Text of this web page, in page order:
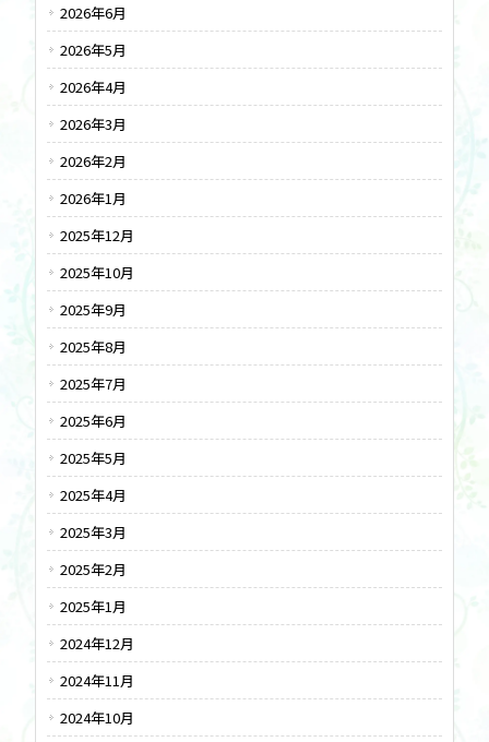
2026年6月
2026年5月
2026年4月
2026年3月
2026年2月
2026年1月
2025年12月
2025年10月
2025年9月
2025年8月
2025年7月
2025年6月
2025年5月
2025年4月
2025年3月
2025年2月
2025年1月
2024年12月
2024年11月
2024年10月